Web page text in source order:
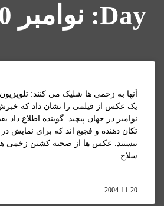
Day: نوامبر 20, 2004
آنها به زخمی ها شليک می کنند:
نوامبر در جهان پيچيد. گوينده اطلاع داد
تکان دهنده و فجيع اند که برای نمايش
نيستند. عکس ها از صحنه کشتن زخمی
سلاح
2004-11-20